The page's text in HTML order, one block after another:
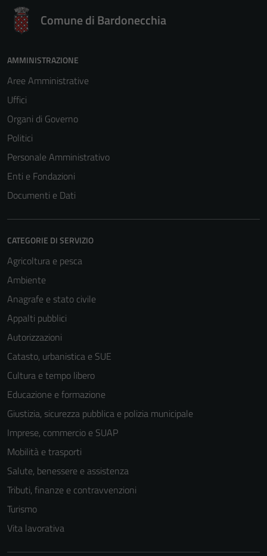
Comune di Bardonecchia
AMMINISTRAZIONE
Aree Amministrative
Uffici
Organi di Governo
Politici
Personale Amministrativo
Enti e Fondazioni
Documenti e Dati
CATEGORIE DI SERVIZIO
Agricoltura e pesca
Ambiente
Anagrafe e stato civile
Appalti pubblici
Autorizzazioni
Catasto, urbanistica e SUE
Cultura e tempo libero
Educazione e formazione
Giustizia, sicurezza pubblica e polizia municipale
Imprese, commercio e SUAP
Mobilità e trasporti
Salute, benessere e assistenza
Tributi, finanze e contravvenzioni
Turismo
Vita lavorativa